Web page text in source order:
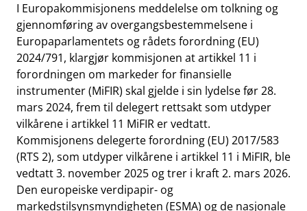
I Europakommisjonens meddelelse om tolkning og
gjennomføring av overgangsbestemmelsene i
Europaparlamentets og rådets forordning (EU)
2024/791, klargjør kommisjonen at artikkel 11 i
forordningen om markeder for finansielle
instrumenter (MiFIR) skal gjelde i sin lydelse før 28.
mars 2024, frem til delegert rettsakt som utdyper
vilkårene i artikkel 11 MiFIR er vedtatt.
Kommisjonens delegerte forordning (EU) 2017/583
(RTS 2), som utdyper vilkårene i artikkel 11 i MiFIR, ble
vedtatt 3. november 2025 og trer i kraft 2. mars 2026.
Den europeiske verdipapir- og
markedstilsynsmyndigheten (ESMA) og de nasjonale